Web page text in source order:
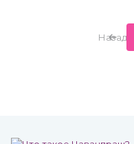
Назад